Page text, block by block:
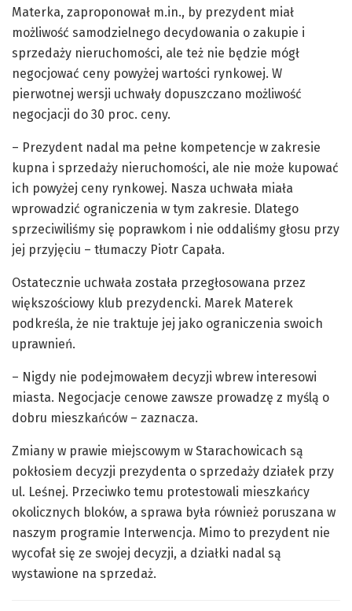
Materka, zaproponował m.in., by prezydent miał
możliwość samodzielnego decydowania o zakupie i
sprzedaży nieruchomości, ale też nie będzie mógł
negocjować ceny powyżej wartości rynkowej. W
pierwotnej wersji uchwały dopuszczano możliwość
negocjacji do 30 proc. ceny.
– Prezydent nadal ma pełne kompetencje w zakresie
kupna i sprzedaży nieruchomości, ale nie może kupować
ich powyżej ceny rynkowej. Nasza uchwała miała
wprowadzić ograniczenia w tym zakresie. Dlatego
sprzeciwiliśmy się poprawkom i nie oddaliśmy głosu przy
jej przyjęciu – tłumaczy Piotr Capała.
Ostatecznie uchwała została przegłosowana przez
większościowy klub prezydencki. Marek Materek
podkreśla, że nie traktuje jej jako ograniczenia swoich
uprawnień.
– Nigdy nie podejmowałem decyzji wbrew interesowi
miasta. Negocjacje cenowe zawsze prowadzę z myślą o
dobru mieszkańców – zaznacza.
Zmiany w prawie miejscowym w Starachowicach są
pokłosiem decyzji prezydenta o sprzedaży działek przy
ul. Leśnej. Przeciwko temu protestowali mieszkańcy
okolicznych bloków, a sprawa była również poruszana w
naszym programie Interwencja. Mimo to prezydent nie
wycofał się ze swojej decyzji, a działki nadal są
wystawione na sprzedaż.